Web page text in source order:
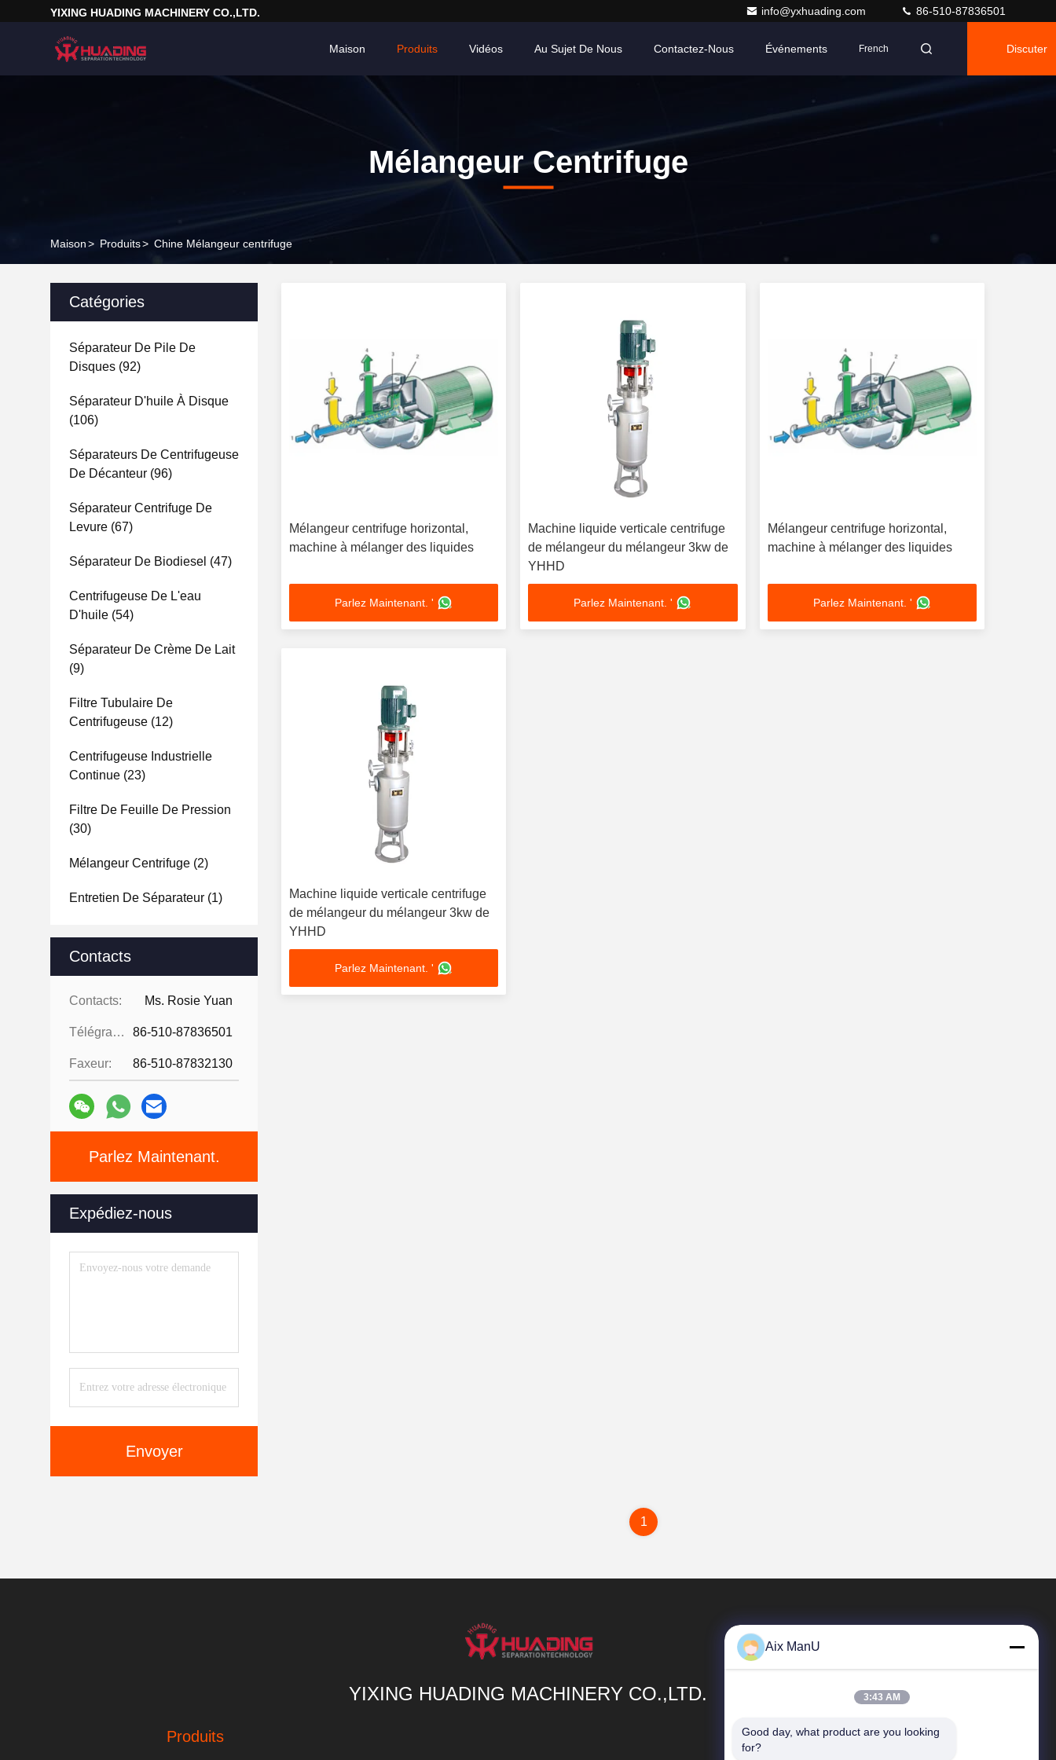
YIXING HUADING MACHINERY CO.,LTD. info@yxhuading.com 86-510-87836501
Maison Produits Vidéos Au Sujet De Nous Contactez-Nous Événements French Discuter
Mélangeur Centrifuge
Maison> Produits> Chine Mélangeur centrifuge
Catégories
Séparateur De Pile De
Disques (92)
Séparateur D'huile À Disque
(106)
Séparateurs De Centrifugeuse
De Décanteur (96)
Séparateur Centrifuge De
Levure (67)
Séparateur De Biodiesel (47)
Centrifugeuse De L'eau
D'huile (54)
Séparateur De Crème De Lait
(9)
Filtre Tubulaire De
Centrifugeuse (12)
Centrifugeuse Industrielle
Continue (23)
Filtre De Feuille De Pression
(30)
Mélangeur Centrifuge (2)
Entretien De Séparateur (1)
Contacts
Contacts: Ms. Rosie Yuan
Télégramme: 86-510-87836501
Faxeur: 86-510-87832130
Parlez Maintenant.
Expédiez-nous
Envoyer
Mélangeur centrifuge horizontal,
machine à mélanger des liquides
Parlez Maintenant. '
Machine liquide verticale centrifuge
de mélangeur du mélangeur 3kw de
YHHD
Parlez Maintenant. '
Mélangeur centrifuge horizontal,
machine à mélanger des liquides
Parlez Maintenant. '
Machine liquide verticale centrifuge
de mélangeur du mélangeur 3kw de
YHHD
Parlez Maintenant. '
1
YIXING HUADING MACHINERY CO.,LTD.
Produits Liens Rapides
Aix ManU
3:43 AM
Good day, what product are you looking
for?